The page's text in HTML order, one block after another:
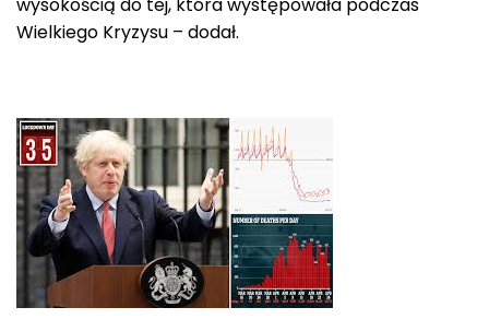
Wielkiego Kryzysu – dodał.